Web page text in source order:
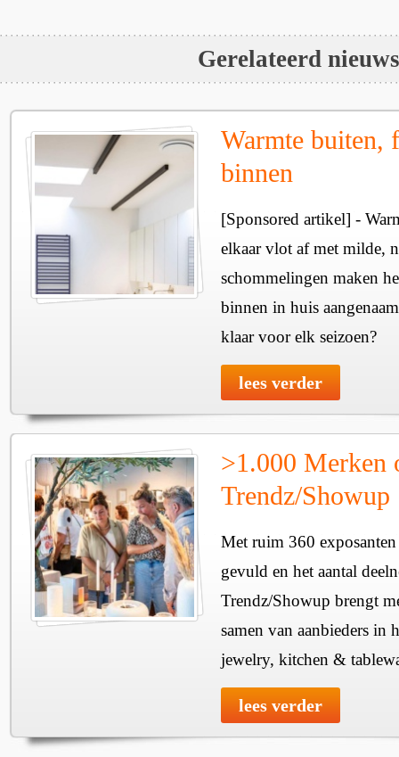
Gerelateerd nieuws
Warmte buiten,
binnen
[Sponsored artikel] -
elkaar vlot af met milde,
schommelingen maken
binnen in huis
klaar voor elk seizoen?
lees verder
>1.000 Merken
Trendz/Showup
Met ruim 360
gevuld en het aantal
Trendz/Showup brengt
samen van aanbieders in
jewelry, kitchen &
lees verder